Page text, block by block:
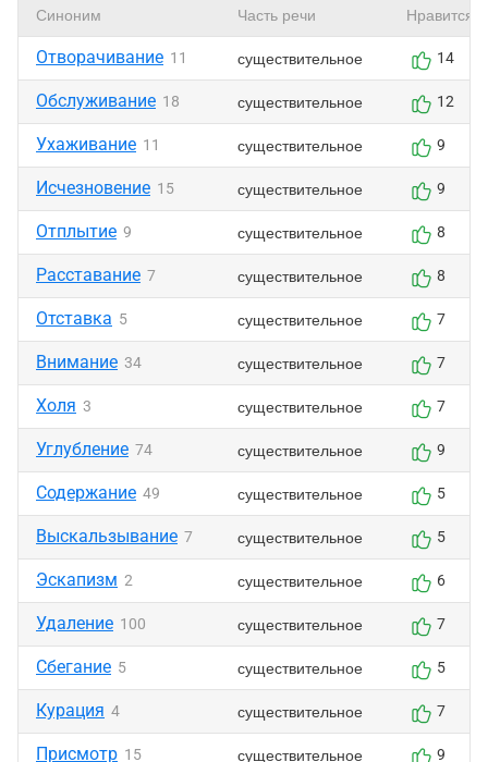
Синоним Часть речи Нравится
Отворачивание 11 существительное 14
Обслуживание 18 существительное 12
Ухаживание 11 существительное 9
Исчезновение 15 существительное 9
Отплытие 9 существительное 8
Расставание 7 существительное 8
Отставка 5 существительное 7
Внимание 34 существительное 7
Холя 3 существительное 7
Углубление 74 существительное 9
Содержание 49 существительное 5
Выскальзывание 7 существительное 5
Эскапизм 2 существительное 6
Удаление 100 существительное 7
Сбегание 5 существительное 5
Курация 4 существительное 7
Присмотр 15 существительное 9